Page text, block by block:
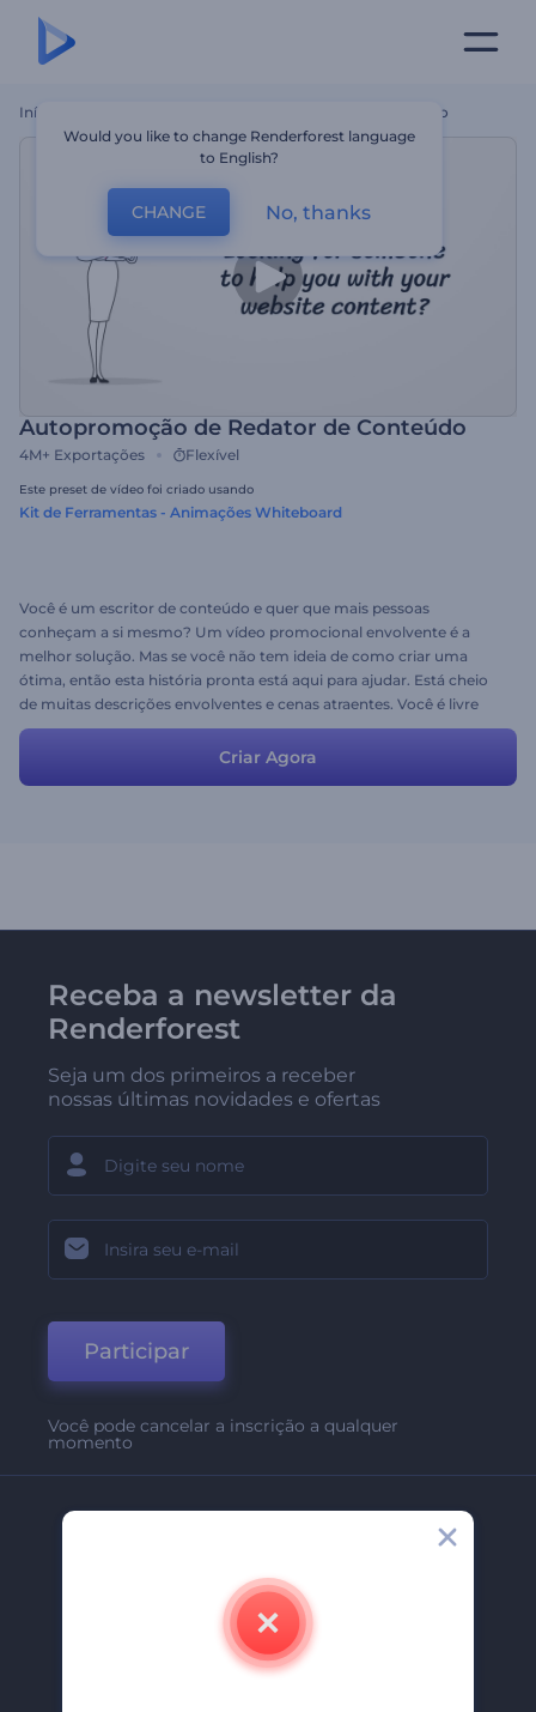
Início Autopromoção De Redator De Conteúdo
Autopromoção de Redator de Conteúdo
4M+ Exportações Flexível
Este preset de vídeo foi criado usando
Kit de Ferramentas - Animações Whiteboard
Você é um escritor de conteúdo e quer que mais pessoas
conheçam a si mesmo? Um vídeo promocional envolvente é a
melhor solução. Mas se você não tem ideia de como criar uma
ótima, então esta história pronta está aqui para ajudar. Está cheio
de muitas descrições envolventes e cenas atraentes. Você é livre
para usar ou alterar para se apresentar em sua melhor luz.
Criar Agora
Receba a newsletter da
Renderforest
Seja um dos primeiros a receber
nossas últimas novidades e ofertas
Participar
Você pode cancelar a inscrição a qualquer
momento
Contate-Nos
Carreiras
Would you like to change Renderforest language
to English?
CHANGE No, thanks